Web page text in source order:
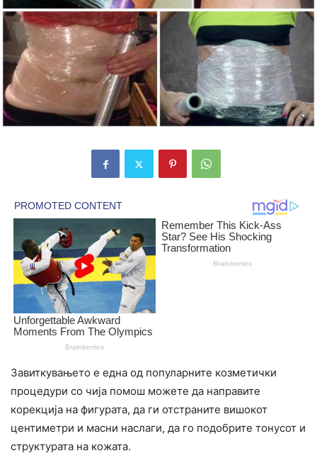
Завиткувањето е една од популарните козметички
процедури со чија помош можете да направите
корекција на фигурата, да ги отстраните вишокот
центиметри и масни наслаги, да го подобрите тонусот и
структурата на кожата.